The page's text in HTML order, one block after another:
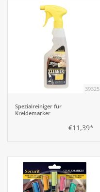
39325
Spezialreiniger für
Kreidemarker
€11,39*